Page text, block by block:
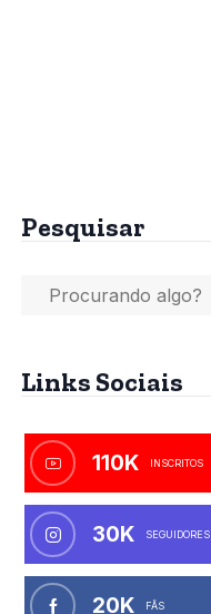
Pesquisar
Links Sociais
110K INSCRITOS
30K SEGUIDORES
20K FÃS